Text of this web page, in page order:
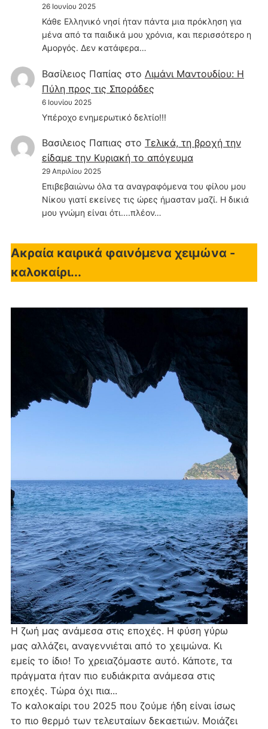
26 Ιουνίου 2025
Κάθε Ελληνικό νησί ήταν πάντα μια πρόκληση για
μένα από τα παιδικά μου χρόνια, και περισσότερο η
Αμοργός. Δεν κατάφερα…
Βασίλειος Παπίας στο Λιμάνι Μαντουδίου: Η
Πύλη προς τις Σποράδες
6 Ιουνίου 2025
Υπέροχο ενημερωτικό δελτίο!!!
Βασιλειος Παπιας στο Τελικά, τη βροχή την
είδαμε την Κυριακή το απόγευμα
29 Απριλίου 2025
Επιβεβαιώνω όλα τα αναγραφόμενα του φίλου μου
Νίκου γιατί εκείνες τις ώρες ήμασταν μαζί. Η δικιά
μου γνώμη είναι ότι....πλέον…
Ακραία καιρικά φαινόμενα χειμώνα -
καλοκαίρι...
Η ζωή μας ανάμεσα στις εποχές. Η φύση γύρω
μας αλλάζει, αναγεννιέται από το χειμώνα. Κι
εμείς το ίδιο! Το χρειαζόμαστε αυτό. Κάποτε, τα
πράγματα ήταν πιο ευδιάκριτα ανάμεσα στις
εποχές. Τώρα όχι πια...
Το καλοκαίρι του 2025 που ζούμε ήδη είναι ίσως
το πιο θερμό των τελευταίων δεκαετιών. Μοιάζει